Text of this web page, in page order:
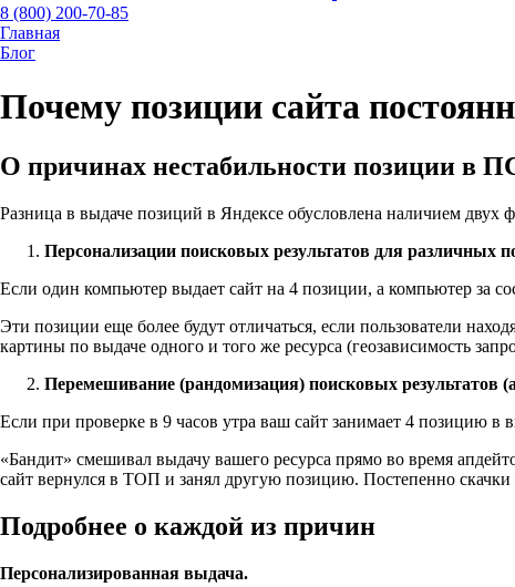
8 (800) 200-70-85
Главная
Блог
Почему позиции сайта
О причинах нестабильности позиции в
Разница в выдаче позиций в Яндексе обусловлена наличием двух
Персонализации поисковых результатов для различных
Если один компьютер выдает сайт на 4 позиции, а компьютер за
Эти позиции еще более будут отличаться, если пользователи
картины по выдаче одного и того же ресурса (геозависимость
Перемешивание (рандомизация) поисковых результатов
Если при проверке в 9 часов утра ваш сайт занимает 4 позицию в
«Бандит» смешивал выдачу вашего ресурса прямо во время
сайт вернулся в ТОП и занял другую позицию. Постепенно скачки
Подробнее о каждой из причин
Персонализированная выдача.